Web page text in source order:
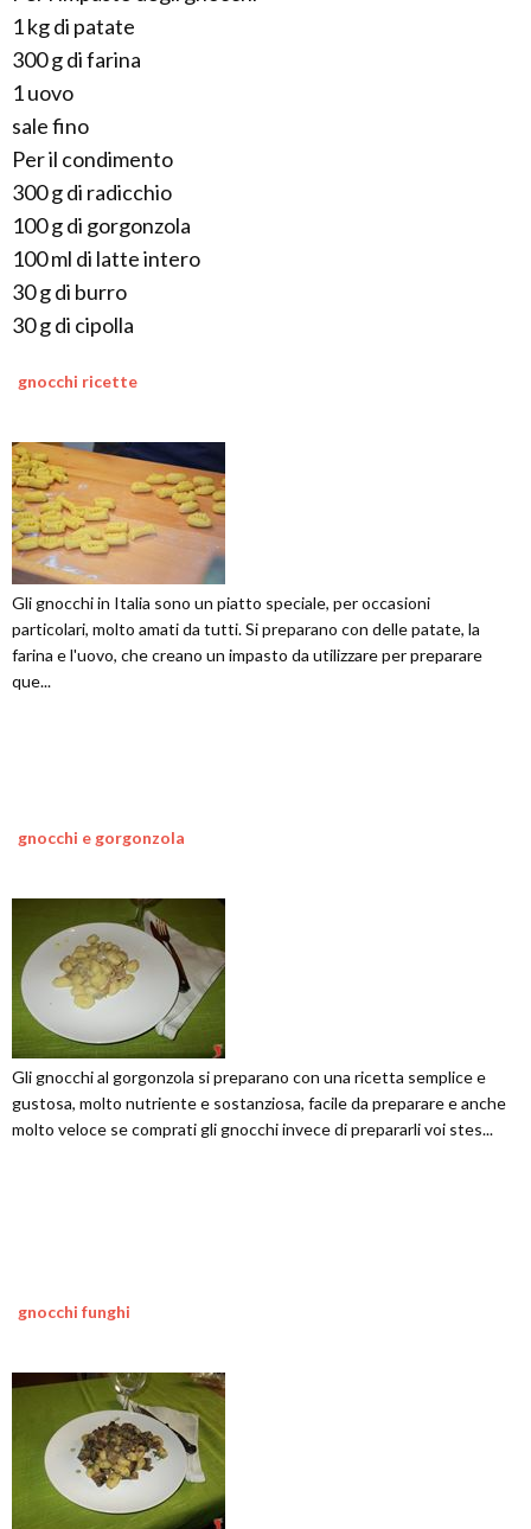
1 kg di patate
300 g di farina
1 uovo
sale fino
Per il condimento
300 g di radicchio
100 g di gorgonzola
100 ml di latte intero
30 g di burro
30 g di cipolla
gnocchi ricette
Gli gnocchi in Italia sono un piatto speciale, per occasioni
particolari, molto amati da tutti. Si preparano con delle patate, la
farina e l'uovo, che creano un impasto da utilizzare per preparare
que...
gnocchi e gorgonzola
Gli gnocchi al gorgonzola si preparano con una ricetta semplice e
gustosa, molto nutriente e sostanziosa, facile da preparare e anche
molto veloce se comprati gli gnocchi invece di prepararli voi stes...
gnocchi funghi